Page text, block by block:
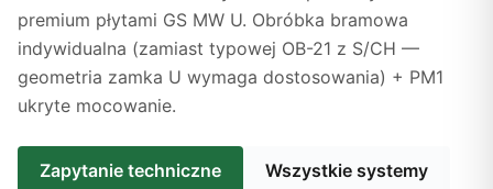
premium płytami GS MW U. Obróbka bramowa
indywidualna (zamiast typowej OB-21 z S/CH —
geometria zamka U wymaga dostosowania) + PM1
ukryte mocowanie.
Zapytanie techniczne Wszystkie systemy